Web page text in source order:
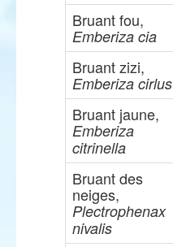
Bruant fou,
Emberiza cia
Bruant zizi,
Emberiza cirlus
Bruant jaune,
Emberiza
citrinella
Bruant des
neiges,
Plectrophenax
nivalis